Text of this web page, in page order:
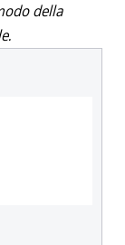
della